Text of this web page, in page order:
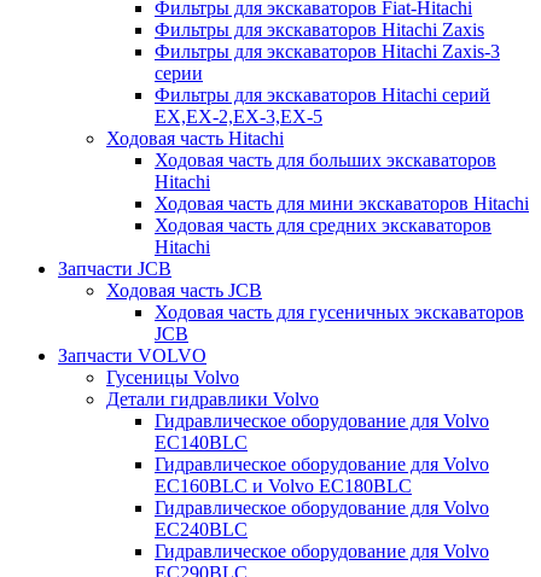
Фильтры для экскаваторов Fiat-Hitachi
Фильтры для экскаваторов Hitachi Zaxis
Фильтры для экскаваторов Hitachi Zaxis-3
серии
Фильтры для экскаваторов Hitachi серий
EX,EX-2,EX-3,EX-5
Ходовая часть Hitachi
Ходовая часть для больших экскаваторов
Hitachi
Ходовая часть для мини экскаваторов Hitachi
Ходовая часть для средних экскаваторов
Hitachi
Запчасти JCB
Ходовая часть JCB
Ходовая часть для гусеничных экскаваторов
JCB
Запчасти VOLVO
Гусеницы Volvo
Детали гидравлики Volvo
Гидравлическое оборудование для Volvo
EC140BLC
Гидравлическое оборудование для Volvo
EC160BLC и Volvo EC180BLC
Гидравлическое оборудование для Volvo
EC240BLC
Гидравлическое оборудование для Volvo
EC290BLC